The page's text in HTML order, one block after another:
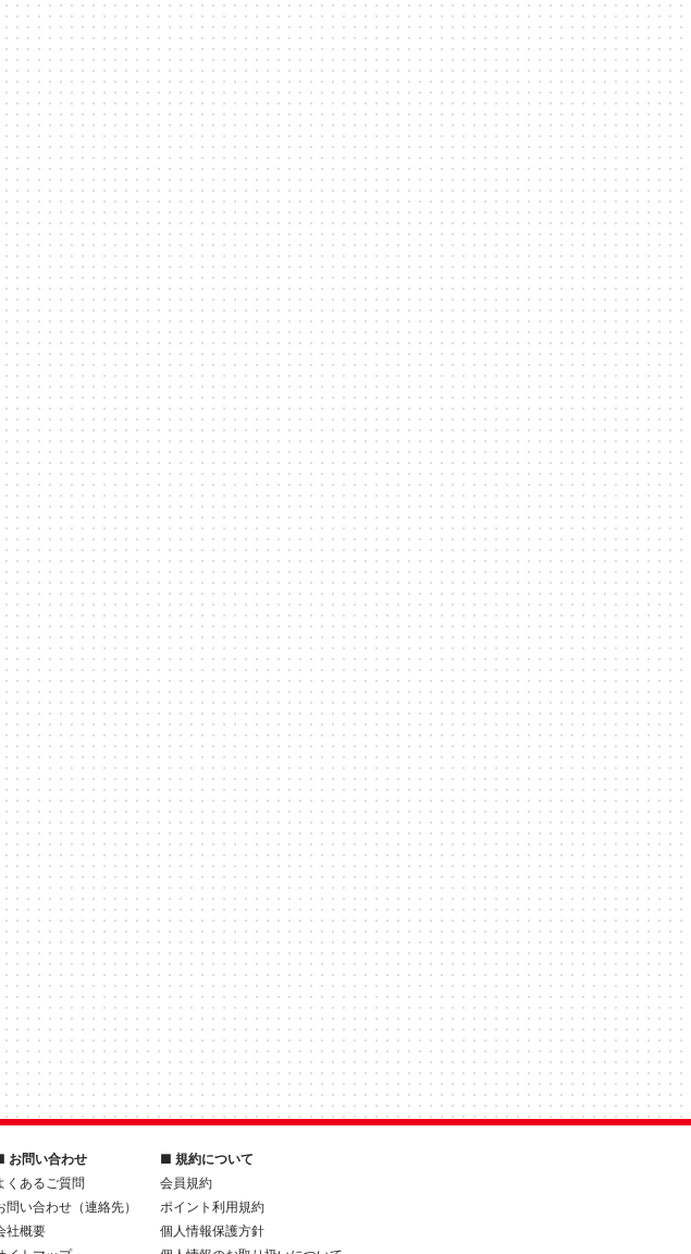
お問い合わせ
くあるご質問
問い合わせ（連絡先）
社概要
■ 規約について
会員規約
ポイント利用規約
個人情報保護方針